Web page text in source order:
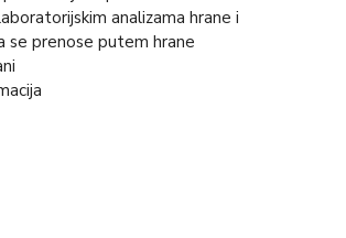
analizama hrane i
se prenose putem hrane